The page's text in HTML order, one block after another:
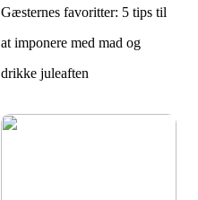
Gæsternes favoritter: 5 tips til
at imponere med mad og
drikke juleaften